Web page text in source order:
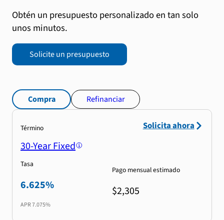
Obtén un presupuesto personalizado en tan solo
unos minutos.
Solicite un presupuesto
Compra Refinanciar
Término
30-Year Fixed
Tasa
6.625%
APR7.075%
Pago mensual estimado
$2,305
Solicita ahora